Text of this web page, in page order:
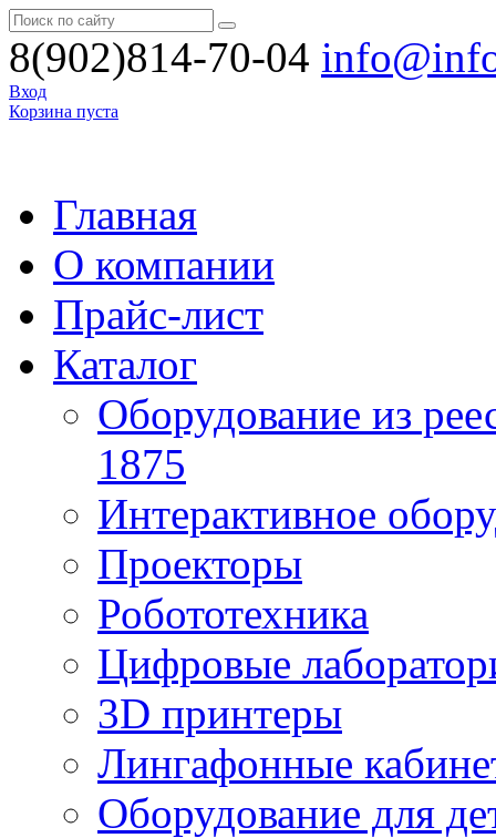
8(902)814-70-04
Вход
Корзина пуста
Главная
О компании
Прайс-лист
Каталог
Оборудование из
1875
Интерактивное
Проекторы
Робототехника
Цифровые
3D принтеры
Лингафонные
Оборудование для